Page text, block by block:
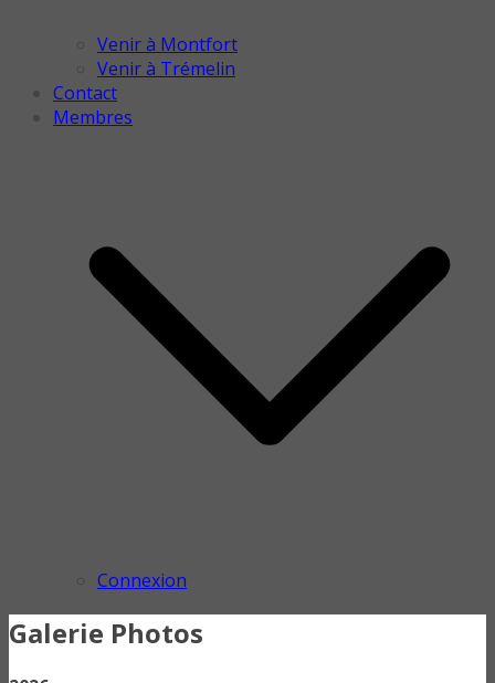
Venir à Montfort
Venir à Trémelin
Contact
Membres
Connexion
Galerie Photos